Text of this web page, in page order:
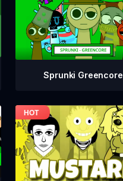
Sprunki Greencore